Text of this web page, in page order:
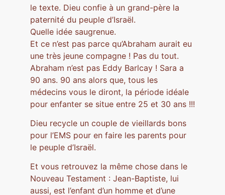
le texte. Dieu confie à un grand-père la
paternité du peuple d’Israël.
Quelle idée saugrenue.
Et ce n’est pas parce qu’Abraham aurait eu
une très jeune compagne ! Pas du tout.
Abraham n’est pas Eddy Barlcay ! Sara a
90 ans. 90 ans alors que, tous les
médecins vous le diront, la période idéale
pour enfanter se situe entre 25 et 30 ans !!!
Dieu recycle un couple de vieillards bons
pour l’EMS pour en faire les parents pour
le peuple d’Israël.
Et vous retrouvez la même chose dans le
Nouveau Testament : Jean-Baptiste, lui
aussi, est l’enfant d’un homme et d’une